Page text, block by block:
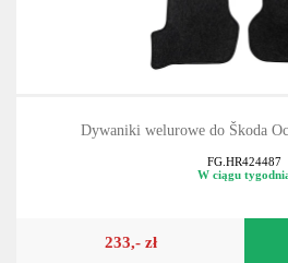
Dywaniki welurowe do Škoda
FG.HR424487
W ciągu
233,- zł